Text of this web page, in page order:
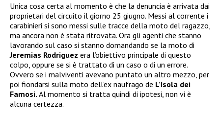
Unica cosa certa al momento è che la denuncia è arrivata dai
proprietari del circuito il giorno 25 giugno. Messi al corrente i
carabinieri si sono messi sulle tracce della moto del ragazzo,
ma ancora non è stata ritrovata. Ora gli agenti che stanno
lavorando sul caso si stanno domandando se la moto di
Jeremias Rodriguez era l’obiettivo principale di questo
colpo, oppure se si è trattato di un caso o di un errore.
Ovvero se i malviventi avevano puntato un altro mezzo, per
poi fiondarsi sulla moto dell’ex naufrago de L’Isola dei
Famosi. Al momento si tratta quindi di ipotesi, non vi è
alcuna certezza.